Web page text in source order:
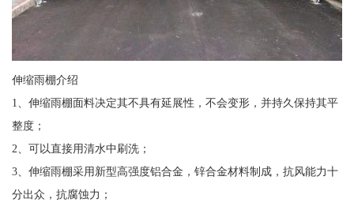
伸缩雨棚介绍
1、伸缩雨棚面料决定其不具有延展性，不会变形，并持久保持其平
整度；
2、可以直接用清水中刷洗；
3、伸缩雨棚采用新型高强度铝合金，锌合金材料制成，抗风能力十
分出众，抗腐蚀力；